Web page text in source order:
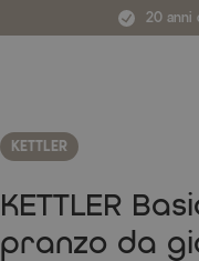
20 anni
KETTLER
KETTLER
pranzo da